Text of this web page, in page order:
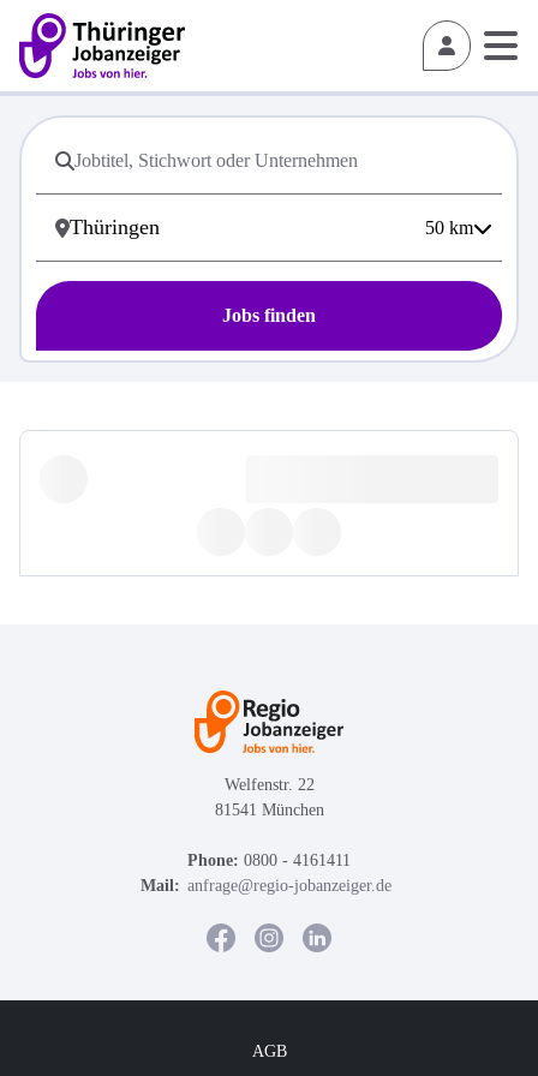
50 km
Jobs finden
Welfenstr. 22
81541 München
Phone: 0800 - 4161411
Mail: anfrage@regio-jobanzeiger.de
AGB